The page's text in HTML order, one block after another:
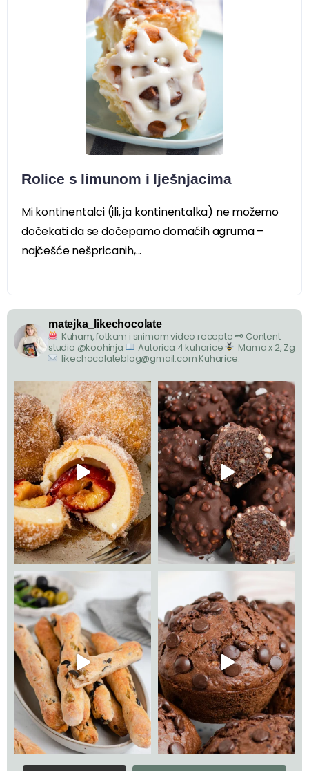
Rolice s limunom i lješnjacima
Mi kontinentalci (ili, ja kontinentalka) ne možemo
dočekati da se dočepamo domaćih agruma –
najčešće nešpricanih,...
matejka_likechocolate
Kuham, fotkam i snimam video recepte🗝 Content
studio @koohinja
Autorica 4 kuharice
Mama x 2, Zg
likechocolateblog@gmail.com Kuharice: